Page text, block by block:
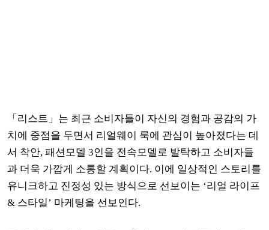
「 리스트 」 는 최근 소비자들이 자신의 경험과 공감의 가
치에 중점을 두면서 리얼웨이 룩에 관심이 높아졌다는 데
서 착안, 패션모델 3인을 전속모델로 발탁하고 소비자들
과 더욱 가깝게 소통할 계획이다. 이에 일상적인 스토리를
유니크하고 진정성 있는 방식으로 선보이는 ‘리얼 라이프
& 스타일’ 마케팅을 선보인다.